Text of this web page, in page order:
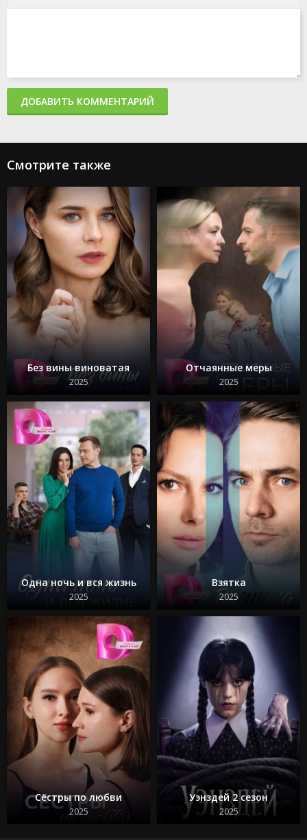
ДОБАВИТЬ КОММЕНТАРИЙ
Смотрите также
Без вины виноватая
2025
Отчаянные меры
2025
Одна ночь и вся жизнь
2025
Взятка
2025
Сёстры по любви
2025
Уэнздей 2 сезон
2025